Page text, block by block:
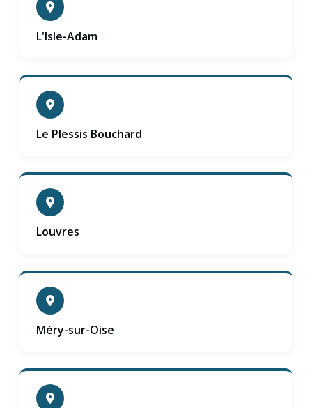
L'Isle-Adam
Le Plessis Bouchard
Louvres
Méry-sur-Oise